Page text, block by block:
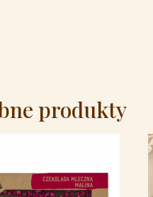
produkty